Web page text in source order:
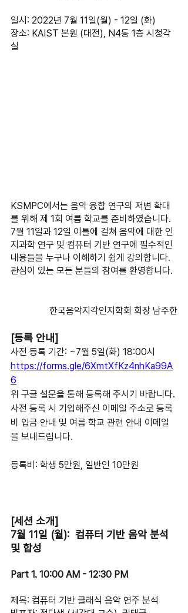
일시: 2022년 7월 11일(월) - 12일 (화)
장소: KAIST 본원 (대전), N4동 1층 시청각
실
KSMPC에서는 음악 융합 연구의 저변 확대
를 위해 제 1회 여름 학교를 준비하였습니다.
7월 11일과 12일 이틀에 걸쳐 음악에 대한 인
지과학 연구 및 컴퓨터 기반 연구에 필수적인
내용들을 누구나 이해하기 쉽게 강의합니다.
관심이 있는 모든 분들의 참여를 환영합니다.
한국음악지각인지학회 회장 남주한
[등록 안내]
사전 등록 기간: ~7월 5일(화) 18:00시
https://forms.gle/6XmtXfKz4nhKa99A
6
위 구글 설문을 통해 등록해 주시기 바랍니다.
사전 등록 시 기입해주신 이메일 주소로 등록
비 입금 안내 및 여름 학교 관련 안내 이메일
을 보내드립니다.
등록비: 학생 5만원, 일반인 10만원
[세션 소개]
7월 11일 (월):  컴퓨터 기반 음악 분석
및 합성
Part 1. 10:00 AM - 12:30 PM
제목: 컴퓨터 기반 클래식 음악 연주 분석